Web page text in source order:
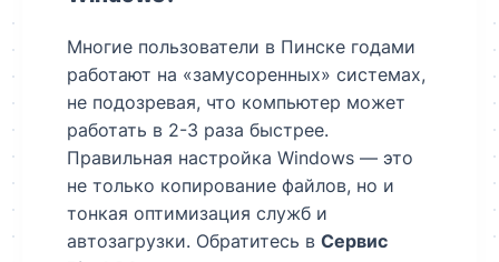
Многие пользователи в Пинске годами
работают на «замусоренных» системах,
не подозревая, что компьютер может
работать в 2-3 раза быстрее.
Правильная настройка Windows — это
не только копирование файлов, но и
тонкая оптимизация служб и
автозагрузки. Обратитесь в Сервис